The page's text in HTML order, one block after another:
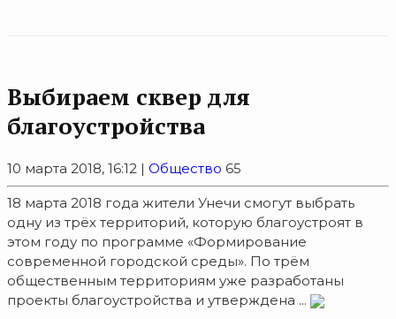
Выбираем сквер для
благоустройства
10 марта 2018, 16:12 | Общество 65
18 марта 2018 года жители Унечи смогут выбрать
одну из трёх территорий, которую благоустроят в
этом году по программе «Формирование
современной городской среды». По трём
общественным территориям уже разработаны
проекты благоустройства и утверждена ...